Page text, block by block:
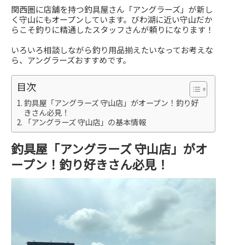
有
関西圏に店舗を持つ釣具屋さん「アングラーズ」が新し
く守山にもオープンしています。びわ湖に近い守山だか
らこそ釣りに精通したスタッフさんが頼りになります！
いろいろ相談しながら釣り用品揃えたいなってお考えな
ら、アングラーズおすすめです。
目次
釣具屋「アングラーズ 守山店」がオープン！釣り好
きさん必見！
「アングラーズ 守山店」の基本情報
釣具屋「アングラーズ 守山店」がオ
ープン！釣り好きさん必見！